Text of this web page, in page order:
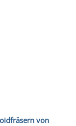
von